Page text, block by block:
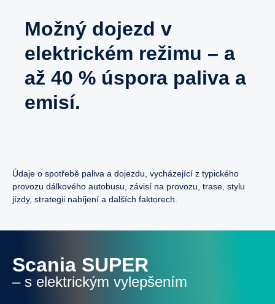
Možný dojezd v
elektrickém režimu – a
až 40 % úspora paliva a
emisí.
Údaje o spotřebě paliva a dojezdu, vycházející z typického
provozu dálkového autobusu, závisí na provozu, trase, stylu
jízdy, strategii nabíjení a dalších faktorech.
Scania SUPER
– s elektrickým vylepšením